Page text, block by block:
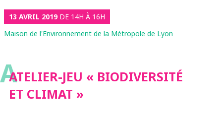
13 AVRIL 2019DE 14H À 16H
Maison de l'Environnement de la Métropole de Lyon
AATELIER-JEU « BIODIVERSITÉ
ET CLIMAT »